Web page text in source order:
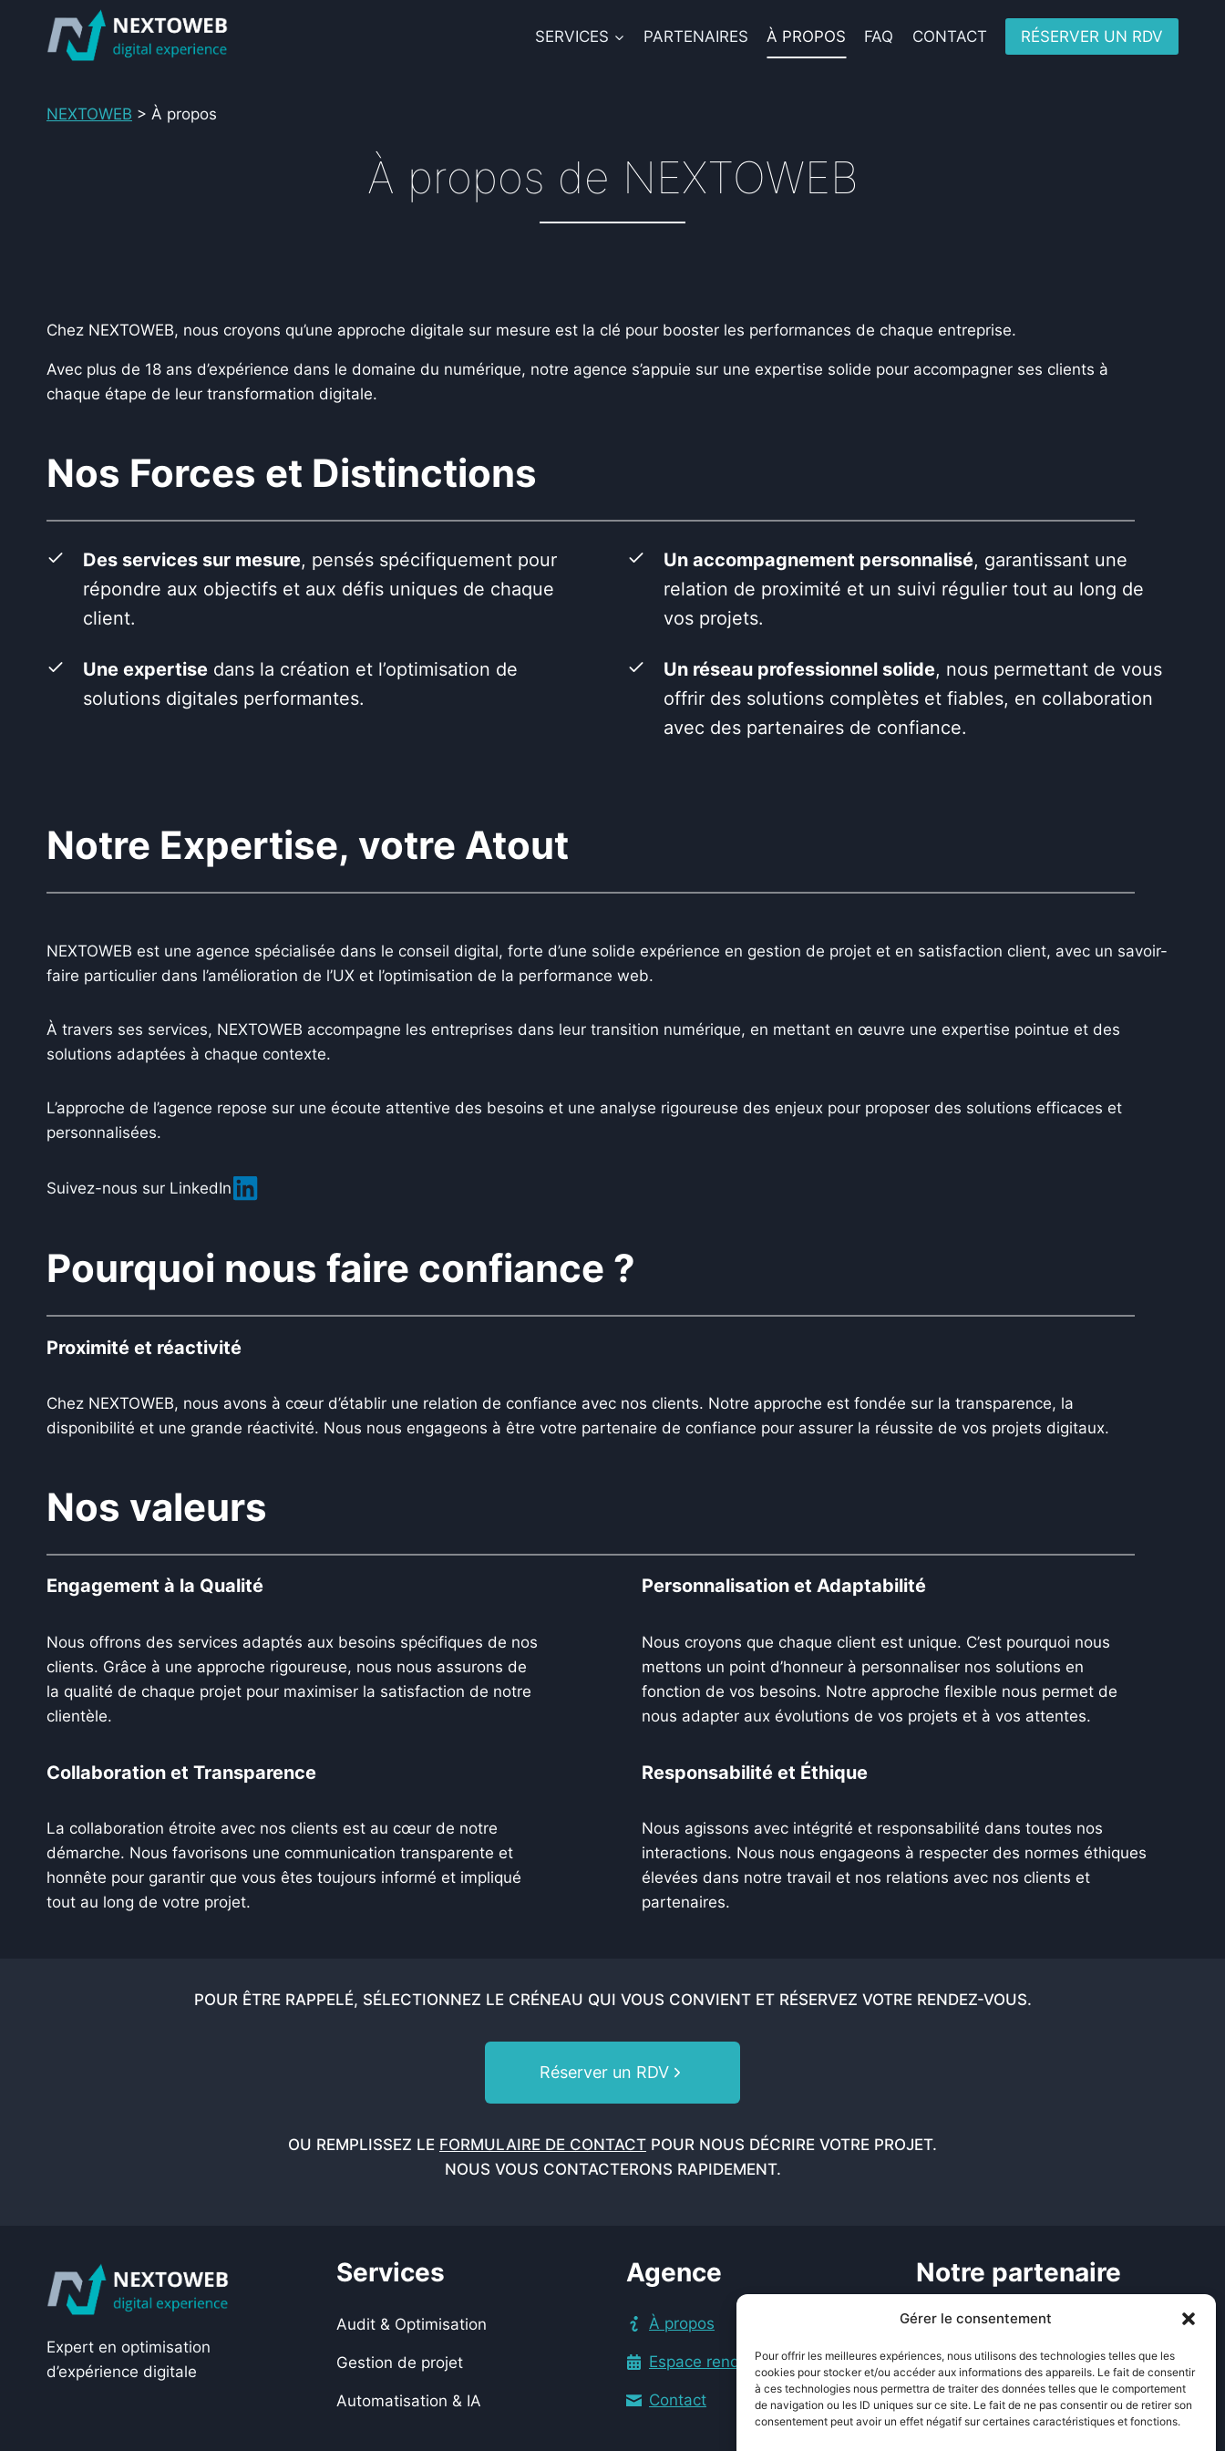
Gérer le consentement
Pour offrir les meilleures expériences, nous utilisons des technologies telles que les
cookies pour stocker et/ou accéder aux informations des appareils. Le fait de consentir
à ces technologies nous permettra de traiter des données telles que le comportement
de navigation ou les ID uniques sur ce site. Le fait de ne pas consentir ou de retirer son
consentement peut avoir un effet négatif sur certaines caractéristiques et fonctions.
SERVICES PARTENAIRES À PROPOS FAQ CONTACT RÉSERVER UN RDV
NEXTOWEB > À propos
À propos de NEXTOWEB
Chez NEXTOWEB, nous croyons qu’une approche digitale sur mesure est la clé pour booster les performances de chaque entreprise.
Avec plus de 18 ans d’expérience dans le domaine du numérique, notre agence s’appuie sur une expertise solide pour accompagner ses clients à
chaque étape de leur transformation digitale.
Nos Forces et Distinctions
Des services sur mesure, pensés spécifiquement pour
répondre aux objectifs et aux défis uniques de chaque
client.
Une expertise dans la création et l’optimisation de
solutions digitales performantes.
Un accompagnement personnalisé, garantissant une
relation de proximité et un suivi régulier tout au long de
vos projets.
Un réseau professionnel solide, nous permettant de vous
offrir des solutions complètes et fiables, en collaboration
avec des partenaires de confiance.
Notre Expertise, votre Atout
NEXTOWEB est une agence spécialisée dans le conseil digital, forte d’une solide expérience en gestion de projet et en satisfaction client, avec un savoir-
faire particulier dans l’amélioration de l’UX et l’optimisation de la performance web.
À travers ses services, NEXTOWEB accompagne les entreprises dans leur transition numérique, en mettant en œuvre une expertise pointue et des
solutions adaptées à chaque contexte.
L’approche de l’agence repose sur une écoute attentive des besoins et une analyse rigoureuse des enjeux pour proposer des solutions efficaces et
personnalisées.
Suivez-nous sur LinkedIn
Pourquoi nous faire confiance ?
Proximité et réactivité
Chez NEXTOWEB, nous avons à cœur d’établir une relation de confiance avec nos clients. Notre approche est fondée sur la transparence, la
disponibilité et une grande réactivité. Nous nous engageons à être votre partenaire de confiance pour assurer la réussite de vos projets digitaux.
Nos valeurs
Engagement à la Qualité
Nous offrons des services adaptés aux besoins spécifiques de nos
clients. Grâce à une approche rigoureuse, nous nous assurons de
la qualité de chaque projet pour maximiser la satisfaction de notre
clientèle.
Personnalisation et Adaptabilité
Nous croyons que chaque client est unique. C’est pourquoi nous
mettons un point d’honneur à personnaliser nos solutions en
fonction de vos besoins. Notre approche flexible nous permet de
nous adapter aux évolutions de vos projets et à vos attentes.
Collaboration et Transparence
La collaboration étroite avec nos clients est au cœur de notre
démarche. Nous favorisons une communication transparente et
honnête pour garantir que vous êtes toujours informé et impliqué
tout au long de votre projet.
Responsabilité et Éthique
Nous agissons avec intégrité et responsabilité dans toutes nos
interactions. Nous nous engageons à respecter des normes éthiques
élevées dans notre travail et nos relations avec nos clients et
partenaires.
POUR ÊTRE RAPPELÉ, SÉLECTIONNEZ LE CRÉNEAU QUI VOUS CONVIENT ET RÉSERVEZ VOTRE RENDEZ-VOUS.
Réserver un RDV
OU REMPLISSEZ LE FORMULAIRE DE CONTACT POUR NOUS DÉCRIRE VOTRE PROJET.
NOUS VOUS CONTACTERONS RAPIDEMENT.
Expert en optimisation
d’expérience digitale
Services
Audit & Optimisation
Gestion de projet
Automatisation & IA
Agence
À propos
Espace rendez-vous
Contact
Notre partenaire
-25%avec le codePHA-NTW